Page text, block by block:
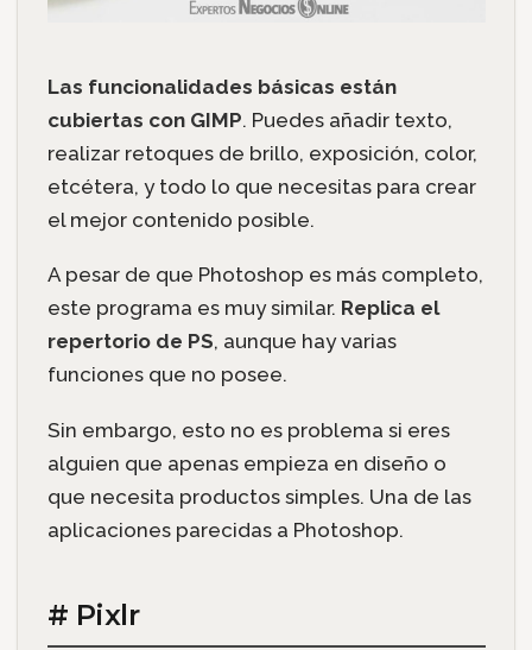
Las funcionalidades básicas están
cubiertas con GIMP. Puedes añadir texto,
realizar retoques de brillo, exposición, color,
etcétera, y todo lo que necesitas para crear
el mejor contenido posible.
A pesar de que Photoshop es más completo,
este programa es muy similar. Replica el
repertorio de PS, aunque hay varias
funciones que no posee.
Sin embargo, esto no es problema si eres
alguien que apenas empieza en diseño o
que necesita productos simples. Una de las
aplicaciones parecidas a Photoshop.
# Pixlr